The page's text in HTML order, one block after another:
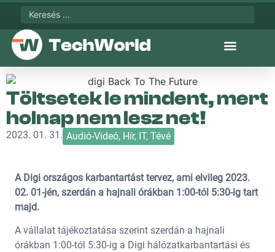
Töltsetek le mindent, mert
holnap nem lesz net!
2023. 01. 31. Audió-Videó, Hír, IT, Tévé
A Digi országos karbantartást tervez, ami elvileg 2023.
02. 01-jén, szerdán a hajnali órákban 1:00-tól 5:30-ig tart
majd.
A vállalat tájékoztatása szerint szerdán a hajnali
órákban 1:00-tól 5:30-ig a Digi hálózatkarbantartási és